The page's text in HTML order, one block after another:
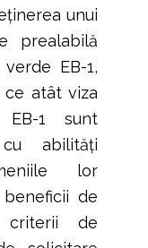
unui
prealabilă
EB-1,
atât viza
1 sunt
abilități
lor
de
criterii de